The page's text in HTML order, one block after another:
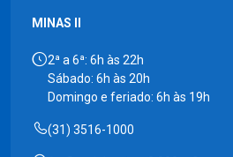
MINAS II
2ª a 6ª: 6h às 22h
Sábado: 6h às 20h
Domingo e feriado: 6h às 19h
(31) 3516-1000